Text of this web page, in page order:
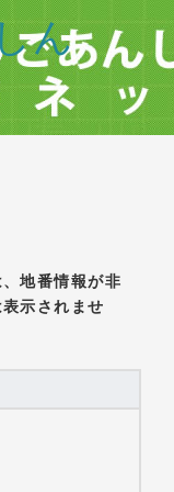
ん
地番情報が非
示されませ